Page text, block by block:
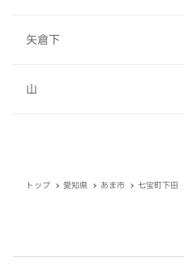
矢倉下
山
トップ 愛知県 あま市 七宝町下田